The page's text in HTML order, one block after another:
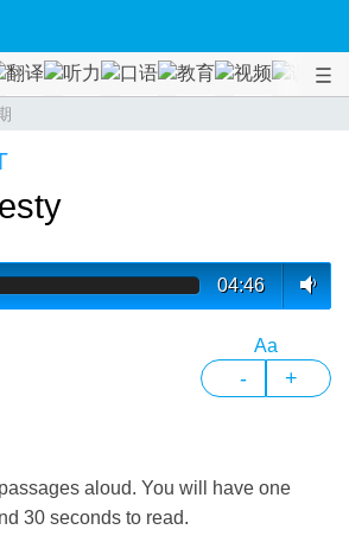
翻译 听力 口语 教育 视频 课程
04:46
Aa
- +
aloud. You will have one
30 seconds to read.